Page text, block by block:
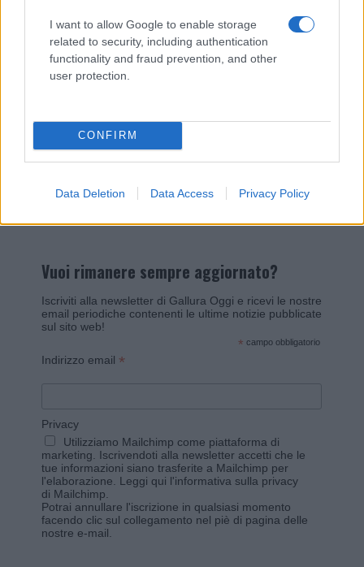
I want to allow Google to enable storage
related to security, including authentication
functionality and fraud prevention, and other
user protection.
CONFIRM
Data Deletion Data Access Privacy Policy
Giovannimaria Cabras
Invia un Comunicato Stampa|Pubblicità|Segnala
Vuoi rimanere sempre aggiornato?
Iscriviti alla newsletter di Gallura Oggi e ricevi le nostre
email periodiche contenenti le ultime notizie pubblicate
sul sito web!
* campo obbligatorio
Indirizzo email *
Privacy
Utilizziamo Mailchimp come piattaforma di
marketing. Iscrivendoti alla newsletter accetti che le
tue informazioni siano trasferite a Mailchimp per
l'elaborazione. Leggi qui l'informativa sulla privacy
di Mailchimp.
Potrai annullare l'iscrizione in qualsiasi momento
facendo clic sul collegamento nel piè di pagina delle
nostre e-mail.